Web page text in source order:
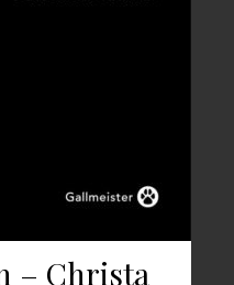
– Christa